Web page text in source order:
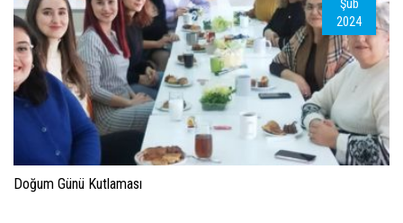
Şub
2024
Doğum Günü Kutlaması